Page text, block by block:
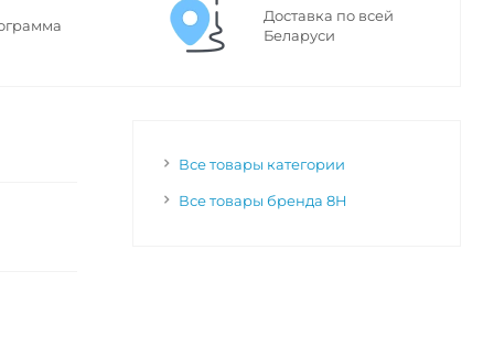
Доставка по всей
Беларуси
Все товары категории
Все товары бренда 8H